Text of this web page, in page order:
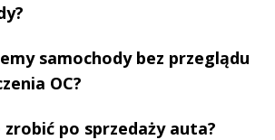
samochody bez przeglądu
OC?
zrobić po sprzedaży auta?